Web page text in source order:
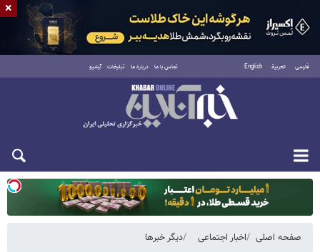
فارسی العربية English تماس با ما درباره ما تبلیغات آرشیو
یکشنبه ۱۸ مرداد ۱۴۰۵
صفحه اصلی اخبار اجتماعی دیگر خبرها
×